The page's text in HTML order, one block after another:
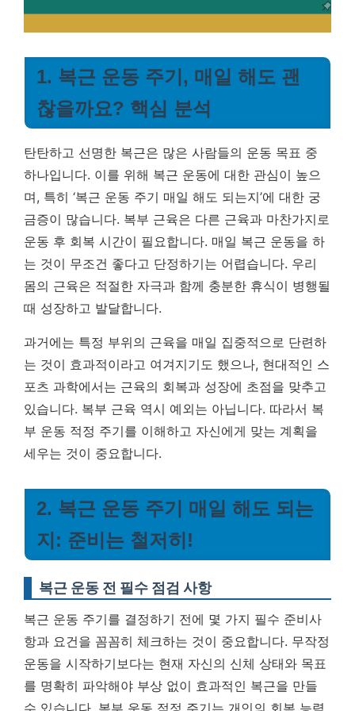
1. 복근 운동 주기, 매일 해도 괜
찮을까요? 핵심 분석
탄탄하고 선명한 복근은 많은 사람들의 운동 목표 중
하나입니다. 이를 위해 복근 운동에 대한 관심이 높으
며, 특히 ‘복근 운동 주기 매일 해도 되는지’에 대한 궁
금증이 많습니다. 복부 근육은 다른 근육과 마찬가지로
운동 후 회복 시간이 필요합니다. 매일 복근 운동을 하
는 것이 무조건 좋다고 단정하기는 어렵습니다. 우리
몸의 근육은 적절한 자극과 함께 충분한 휴식이 병행될
때 성장하고 발달합니다.
과거에는 특정 부위의 근육을 매일 집중적으로 단련하
는 것이 효과적이라고 여겨지기도 했으나, 현대적인 스
포츠 과학에서는 근육의 회복과 성장에 초점을 맞추고
있습니다. 복부 근육 역시 예외는 아닙니다. 따라서 복
부 운동 적정 주기를 이해하고 자신에게 맞는 계획을
세우는 것이 중요합니다.
2. 복근 운동 주기 매일 해도 되는
지: 준비는 철저히!
복근 운동 전 필수 점검 사항
복근 운동 주기를 결정하기 전에 몇 가지 필수 준비사
항과 요건을 꼼꼼히 체크하는 것이 중요합니다. 무작정
운동을 시작하기보다는 현재 자신의 신체 상태와 목표
를 명확히 파악해야 부상 없이 효과적인 복근을 만들
수 있습니다. 복부 운동 적정 주기는 개인의 회복 능력